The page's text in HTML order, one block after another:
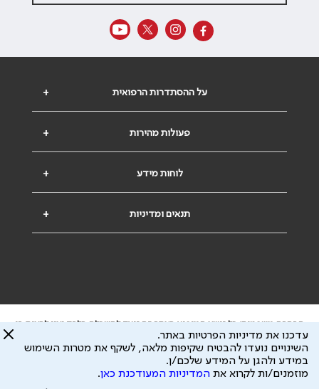
+ על ההסתדרות הרפואית
+ פעולות מהירות
+ לוחות מידע
+ תנאים ומדיניות
הבהרה משפטית: כל נושא המופיע באתר זה נועד להשכלה בלבד ואין לראות בו
ייעוץ רפואי או משפטי. אין הר"י אחראית לתוכן המתפרסם באתר זה ולכל נזק
שעלול להיגרם.
ידוע לי שהר"י אוספת ושומרת מידע אישי לצורך מתן השרות וכי חלק ממנו עשוי
להיות מועבר לצדדים שלישיים, הכל בכפוף ל מדיניות הפרטיות
עדכנו את מדיניות הפרטיות באתר.
השינויים נועדו להבטיח שקיפות מלאה, לשקף את מטרות השימוש
במידע ולהגן על המידע שלכם/ן.
מוזמנים/ות לקרוא את המדיניות המעודכנת כאן.